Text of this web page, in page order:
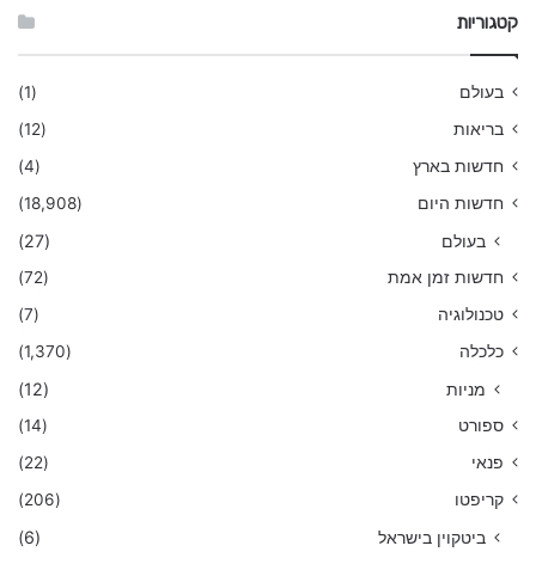
קטגוריות
בעולם
(1)
בריאות
(12)
חדשות בארץ
(4)
חדשות היום
(18,908)
בעולם (27)
חדשות זמן אמת
(72)
טכנולוגיה
(7)
כלכלה
(1,370)
מניות (12)
ספורט
(14)
פנאי
(22)
קריפטו
(206)
ביטקוין בישראל (6)